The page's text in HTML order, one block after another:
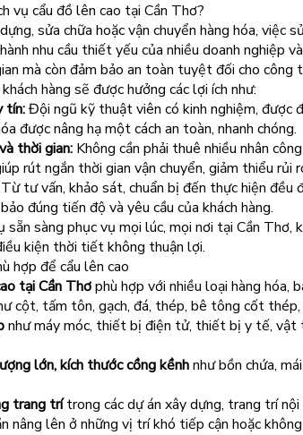
vụ cẩu đồ lên cao tại Cần Thơ?
sửa chữa hoặc vận chuyển hàng hóa, việc
nhu cầu thiết yếu của nhiều doanh nghiệp
mà còn đảm bảo an toàn tuyệt đối cho công
hàng sẽ được hưởng các lợi ích như:
tín:Đội ngũ kỹ thuật viên có kinh nghiệm, được
được nâng hạ một cách an toàn, nhanh chóng.
thời gian: Không cần phải thuê nhiều nhân
rút ngắn thời gian vận chuyển, giảm thiểu rủi
Từ tư vấn, khảo sát, chuẩn bị đến thực hiện đều
đúng tiến độ và yêu cầu của khách hàng.
sẵn sàng phục vụ mọi lúc, mọi nơi tại Cần Thơ,
kiện thời tiết không thuận lợi.
hợp để cẩu lên cao
tại Cần Thơphù hợp với nhiều loại hàng hóa,
cột, tấm tôn, gạch, đá, thép, bê tông cốt
như máy móc, thiết bị điện tử, thiết bị y tế,
lớn, kích thước cồng kềnhnhư bồn chứa,
trang trítrong các dự án xây dựng, trang trí
nâng lên ở những vị trí khó tiếp cận hoặc